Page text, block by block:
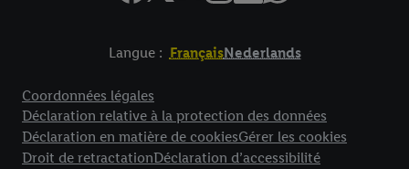
Langue : FrançaisNederlands
Coordonnées légales
Déclaration relative à la protection des données
Déclaration en matière de cookiesGérer les cookies
Droit de retractationDéclaration d’accessibilité